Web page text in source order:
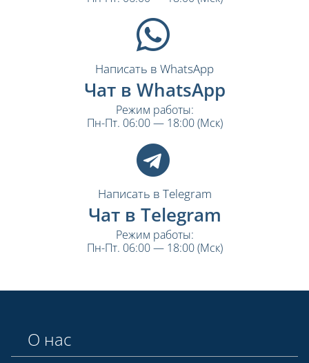
Написать в WhatsApp
Чат в WhatsApp
Режим работы:
Пн-Пт. 06:00 — 18:00 (Мск)
Написать в Telegram
Чат в Telegram
Режим работы:
Пн-Пт. 06:00 — 18:00 (Мск)
О нас